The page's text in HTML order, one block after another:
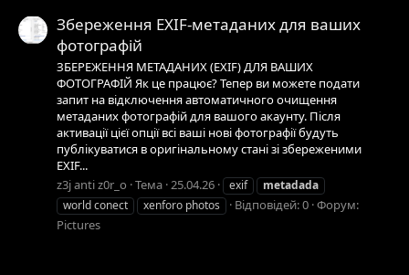
Збереження EXIF-метаданих для ваших
фотографій
ЗБЕРЕЖЕННЯ МЕТАДАНИХ (EXIF) ДЛЯ ВАШИХ
ФОТОГРАФІЙ Як це працює? Тепер ви можете подати
запит на відключення автоматичного очищення
метаданих фотографій для вашого акаунту. Після
активації цієї опції всі ваші нові фотографії будуть
публікуватися в оригінальному стані зі збереженими
EXIF...
z3j anti z0r_o Тема 25.04.26 exif
metadada
world conect
xenforo photos Відповідей: 0 Форум:
Pictures